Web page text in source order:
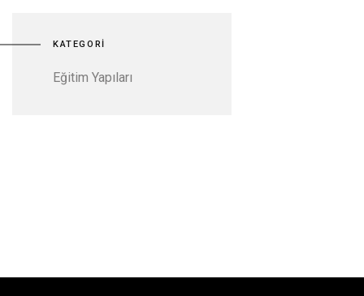
KATEGORİ
Eğitim Yapıları